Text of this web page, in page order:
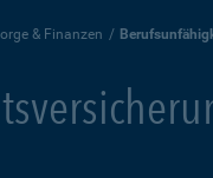
& Finanzen